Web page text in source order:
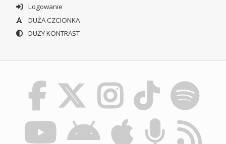
Logowanie
DUŻA CZCIONKA
DUŻY KONTRAST